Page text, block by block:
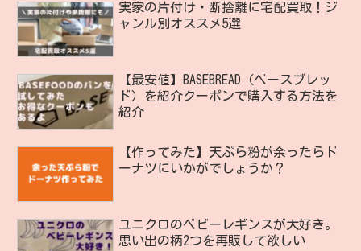
実家の片付け・断捨離に宅配買取！ジ
ャンル別オススメ5選
【最安値】BASEBREAD（ベースブレッ
ド）を紹介クーポンで購入する方法を
紹介
【作ってみた】天ぷら粉が余ったらド
ーナツにいかがでしょうか？
ユニクロのベビーレギンスが大好き。
思い出の柄2つを再販して欲しい